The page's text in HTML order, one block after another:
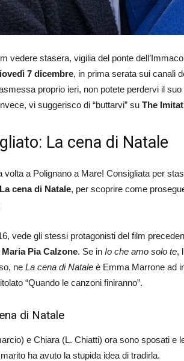
vedere stasera, vigilia del ponte
7 dicembre, in prima serata sui canali
proprio ieri, non potete perdervi il suo
vi suggerisco di “buttarvi” su The
La cena di Natale
volta a Polignano a Mare! Consigliata per
La cena di Natale, per scoprire come
vede gli stessi protagonisti del film
Maria Pia Calzone. Se in Io che amo solo te,
ne La cena di Natale è Emma Marrone ad
“Quando le canzoni finiranno”.
di Natale
e Chiara (L. Chiatti) ora sono sposati e
ha avuto la stupida idea di tradirla.